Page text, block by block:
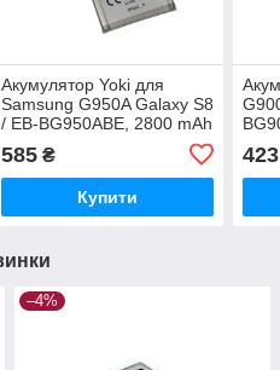
Акумулятор Yoki для
Samsung G950A Galaxy S8
/ EB-BG950ABE, 2800 mAh
585₴
Купити
423
–4%